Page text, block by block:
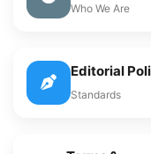
Who We Are
Editorial
Standards